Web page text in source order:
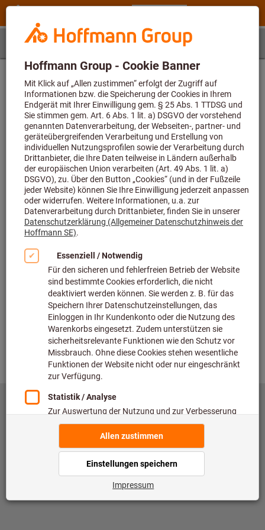
Schritt 1Artikel
Artikelbestimmung
Geben Sie zunächst die Artikelnummer ein und wählen
dann eine Größe
Artikelnummer (6-stellig)
Artikelnummer L23950 1841 konnte nicht gefunden werden bzw.
Berechnung von Anwendungsdaten nicht möglich. Der Wert für den
Parameter überschreitet die erlaubte Maximallänge von 6.
Größe
Der Wert für den Parameter fehlt oder ist leer.
Überprüfen
Zurück
copyright by Hoffmann SE
toolscout@hoffmann-group.com
Nutzungsbedingungen